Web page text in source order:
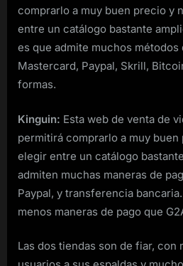
comprarlo a muy buen precio y
entre un catálogo bastante
es que admite muchos métodos
Mastercard, Paypal, Skrill,
formas.
Kinguin: Esta web de venta de
permitirá comprarlo a muy
elegir entre un catálogo
admiten muchas maneras de
Paypal, y transferencia
menos maneras de pago que
Las dos tiendas son de fiar, con